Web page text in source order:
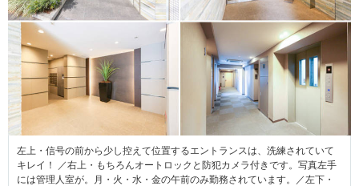
左上・信号の前から少し控えて位置するエントランスは、洗練されていて
キレイ！ ／右上・もちろんオートロックと防犯カメラ付きです。写真左手
には管理人室が。月・火・水・金の午前のみ勤務されています。／左下・